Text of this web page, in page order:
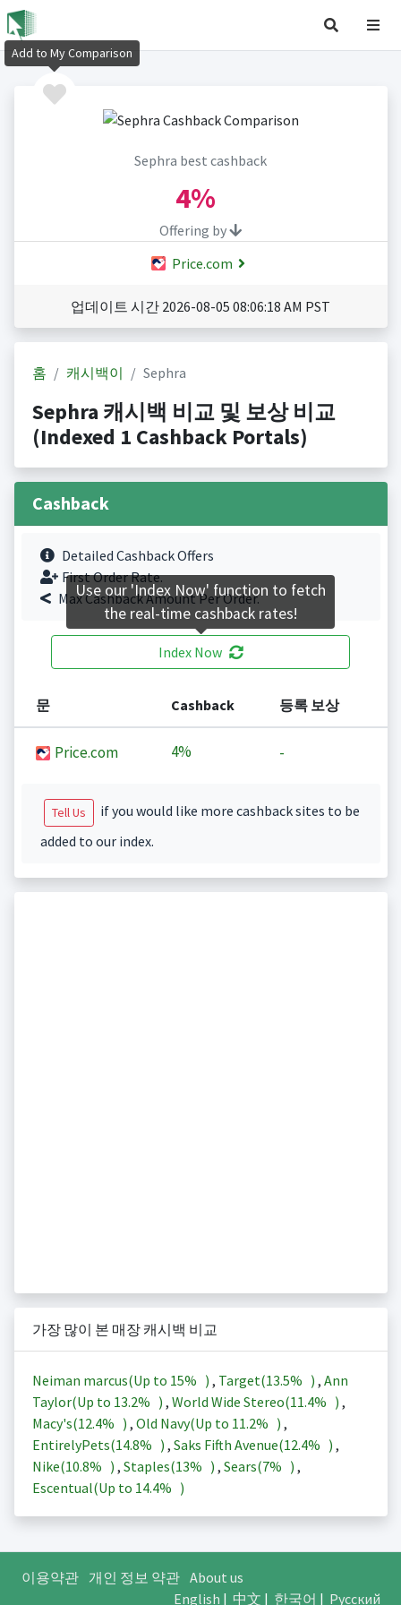
Sephra best cashback
4%
Offering by
Price.com
업데이트 시간 2026-08-05 08:06:18 AM PST
홈 캐시백이 Sephra
Sephra 캐시백 비교 및 보상 비교
(Indexed 1 Cashback Portals)
Cashback
Detailed Cashback Offers
First Order Rate.
Max Cashback Amount Per Order.
Index Now
문 Cashback 등록 보상
Price.com 4% -
Tell Us
if you would like more cashback sites to be
added to our index.
가장 많이 본 매장 캐시백 비교
Neiman marcus(Up to 15% ) , Target(13.5% ) , Ann
Taylor(Up to 13.2% ) , World Wide Stereo(11.4% ) ,
Macy's(12.4% ) , Old Navy(Up to 11.2% ) ,
EntirelyPets(14.8% ) , Saks Fifth Avenue(12.4% ) ,
Nike(10.8% ) , Staples(13% ) , Sears(7% ) ,
Escentual(Up to 14.4% )
이용약관 개인 정보 약관 About us
English | 中文 | 한국어 | Русский
Add to My Comparison
Use our 'Index Now' function to fetch
the real-time cashback rates!